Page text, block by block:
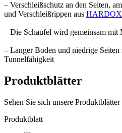
– Verschleißschutz an den Seiten,
und Verschleißrippen aus
– Die Schaufel wird gemeinsam mit
– Langer Boden und niedrige Seiten
Tunnelfähigkeit
Produktblätter
Sehen Sie sich unsere Produktblätter
Produktblatt